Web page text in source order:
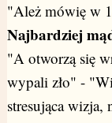
"Ależ mówię w
Najbardziej
"A otworzą się
wypali zło" -
stresująca wizja,